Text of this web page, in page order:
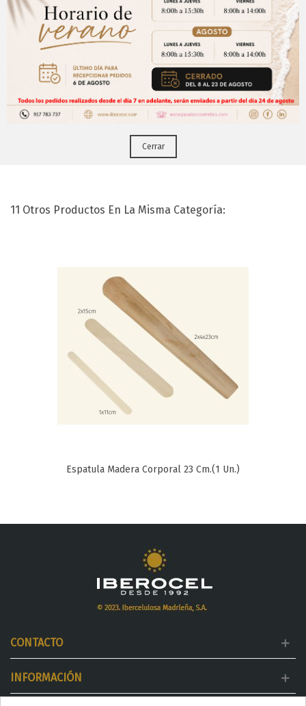
Calentador Facial 500 Ml
11 Otros Productos En La Misma Categoría:
Espatula Madera Corporal 23 Cm.(1 Un.)
CONTACTO
INFORMACIÓN
Aviso Importante
¡Regístrate para acceder a los precios y realizar
tus pedidos online.!
Puedes hacerlo desdeAqui!
CERRAR
Cerrar